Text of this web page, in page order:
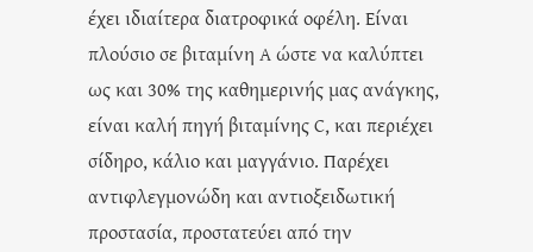
έχει ιδιαίτερα διατροφικά οφέλη. Είναι
πλούσιο σε βιταμίνη Α ώστε να καλύπτει
ως και 30% της καθημερινής μας ανάγκης,
είναι καλή πηγή βιταμίνης C, και περιέχει
σίδηρο, κάλιο και μαγγάνιο. Παρέχει
αντιφλεγμονώδη και αντιοξειδωτική
προστασία, προστατεύει από την